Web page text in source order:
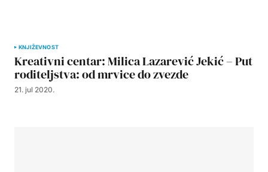
KNJIŽEVNOST
Kreativni centar: Milica Lazarević Jekić – Put
roditeljstva: od mrvice do zvezde
21. jul 2020.